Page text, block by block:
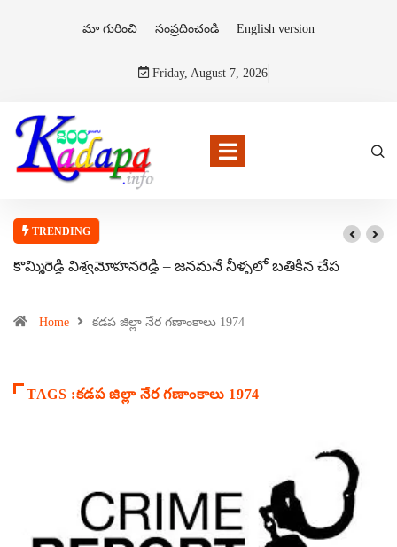
మా గురించి సంప్రదించండి English version
Friday, August 7, 2026
TRENDING
కొమ్మిరెడ్డి విశ్వమోహనరెడ్డి – జనమనే నీళ్ళలో బతికిన చేప
Home కడప జిల్లా నేర గణాంకాలు 1974
TAGS :కడప జిల్లా నేర గణాంకాలు 1974